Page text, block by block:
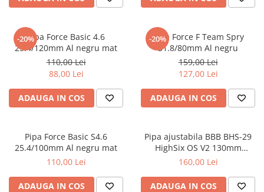
Ghidoane & accesorii
Lanturi
Manete Schimbatoare & Frane
Pinioane
Pipe
Schimbatoare
Tije Sa
Roti ajutatoare
Scaune copii
Suporturi & Standuri
-20%Pipa Force Basic 4.6
25.4/120mm Al negru mat
110,00 Lei
88,00 Lei
ADAUGA IN COS
-20%
Pipa Force F Team Spry
31.8/80mm Al negru
159,00 Lei
127,00 Lei
ADAUGA IN COS
Pipa Force Basic S4.6
25.4/100mm Al negru mat
110,00 Lei
ADAUGA IN COS
Pipa ajustabila BBB BHS-29
HighSix OS V2 130mm
31.8mm
160,00 Lei
ADAUGA IN COS